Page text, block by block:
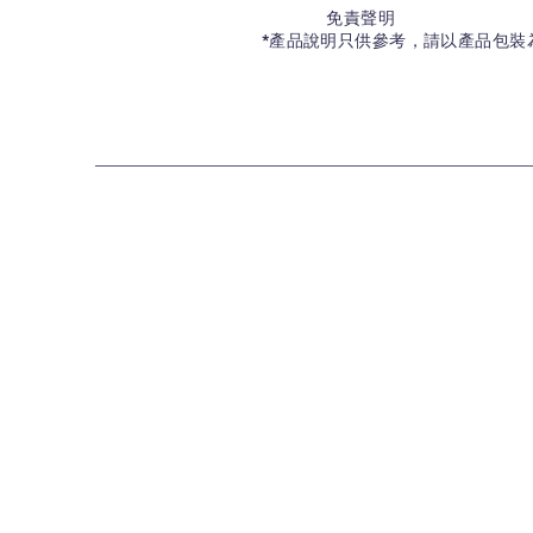
免責聲明
*產品說明只供參考，請以產品包裝